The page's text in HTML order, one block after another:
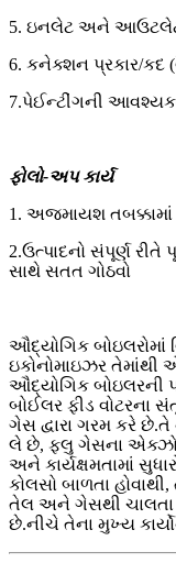
5. ઇનલેટ અને આઉટલેટ
6. કનેક્શન પ્રકાર/કદ
7.પેઈન્ટીંગની
ફોલો-અપ કાર્ય
1. અજમાયશ
2.ઉત્પાદનો સંપૂર્ણ રીતે
સાથે સતત ગોઠવો
ઔદ્યોગિક બોઇલરોમાં
ઇકોનોમાઇઝર તેમાંથી
ઔદ્યોગિક બોઇલરની
બોઈલર ફીડ વોટરના
ગેસ દ્વારા ગરમ કરે
લે છે, ફ્લુ ગેસના
અને કાર્યક્ષમતામાં
કોલસો બાળતા
તેલ અને ગેસથી ચાલતા
છે.નીચે તેના મુખ્ય